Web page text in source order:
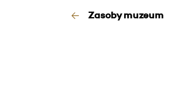
Zasoby muzeum